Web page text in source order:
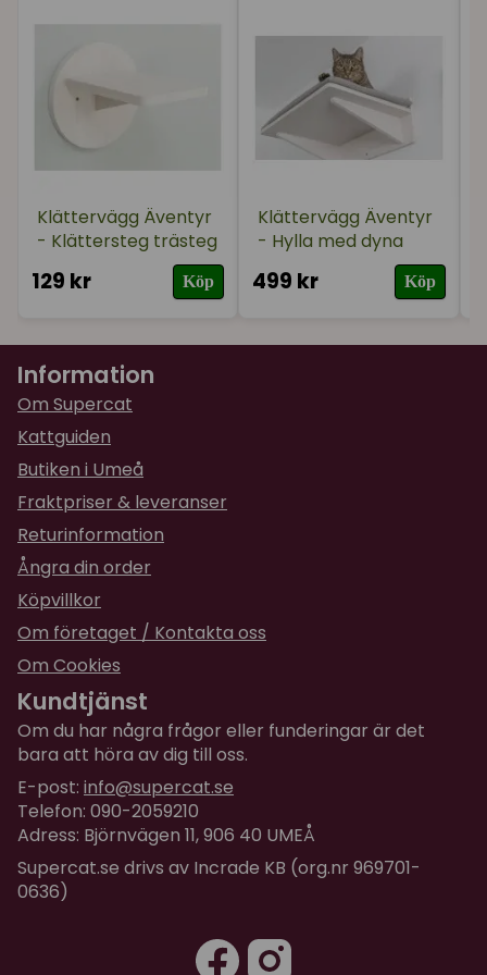
Klättervägg Äventyr
- Klättersteg trästeg
129 kr Köp
Klättervägg Äventyr
- Hylla med dyna
499 kr Köp
Information
Om Supercat
Kattguiden
Butiken i Umeå
Fraktpriser & leveranser
Returinformation
Ångra din order
Köpvillkor
Om företaget / Kontakta oss
Om Cookies
Kundtjänst
Om du har några frågor eller funderingar är det
bara att höra av dig till oss.
E-post: info@supercat.se
Telefon: 090-2059210
Adress: Björnvägen 11, 906 40 UMEÅ
Supercat.se drivs av Incrade KB (org.nr 969701-
0636)